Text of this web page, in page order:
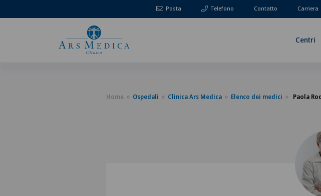
Posta Telefono Contatto Carriera
Centri
Home Ospedali Clinica Ars Medica Elenco dei medici Paola